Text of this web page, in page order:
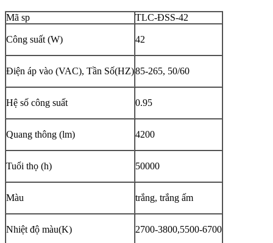
Mã sp TLC-ĐSS-42
Công suất (W) 42
Điện áp vào (VAC), Tần Số(HZ)85-265, 50/60
Hệ số công suất 0.95
Quang thông (lm) 4200
Tuổi thọ (h) 50000
Màu trắng, trắng ấm
Nhiệt độ màu(K) 2700-3800,5500-6700